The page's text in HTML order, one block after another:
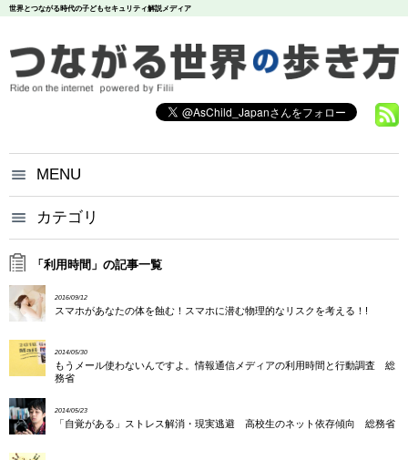
世界とつながる時代の子どもセキュリティ解説メディア
MENU
つながる世界の歩き方とは？
カテゴリ
いじめ
犯罪
炎上
調査データ
「利用時間」の記事一覧
2016/09/12
スマホがあなたの体を蝕む！スマホに潜む物理的なリスクを考える！!
2014/05/30
もうメール使わないんですよ。情報通信メディアの利用時間と行動調査 総
務省
2014/05/23
「自覚がある」ストレス解消・現実逃避 高校生のネット依存傾向 総務省